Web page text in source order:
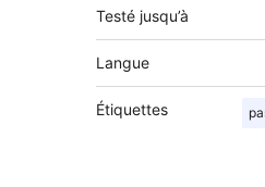
Testé jusqu’à
Langue
Étiquettes